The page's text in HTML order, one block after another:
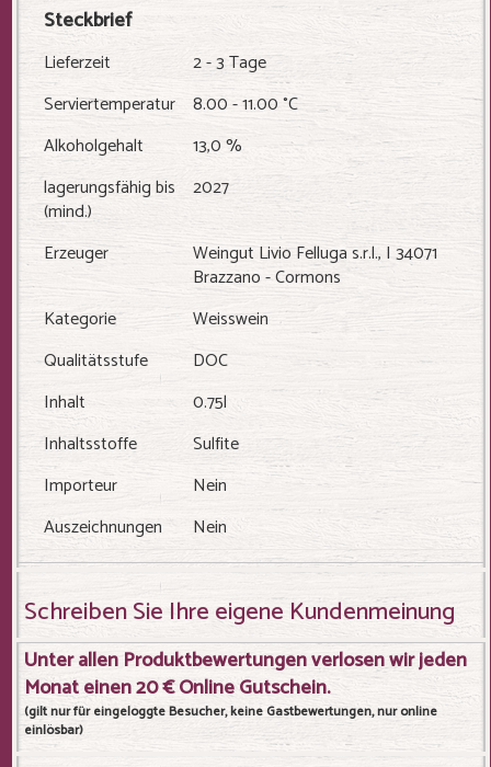
Steckbrief
Lieferzeit
2 - 3 Tage
Serviertemperatur 8.00 - 11.00 °C
Alkoholgehalt
13,0 %
lagerungsfähig bis
(mind.)
2027
Erzeuger
Weingut Livio Felluga s.r.l., I 34071
Brazzano - Cormons
Kategorie
Weisswein
Qualitätsstufe
DOC
Inhalt
0.75l
Inhaltsstoffe
Sulfite
Importeur
Nein
Auszeichnungen
Nein
Schreiben Sie Ihre eigene Kundenmeinung
Unter allen Produktbewertungen verlosen wir jeden
Monat einen 20 € Online Gutschein.
(gilt nur für eingeloggte Besucher, keine Gastbewertungen, nur online
einlösbar)